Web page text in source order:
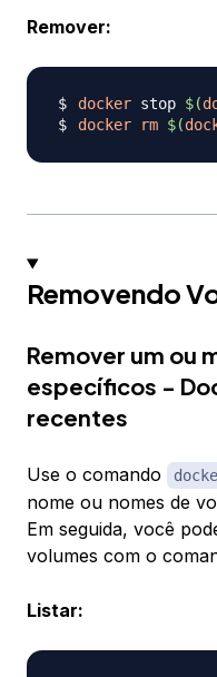
Remover:
docker stop $(
docker
rm $(
Removendo
Remover um ou
específicos -
recentes
Use o comando
nome ou nomes de
Em seguida, você
volumes com o
Listar: